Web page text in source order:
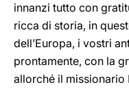
innanzi tutto con
ricca di storia, in
dell’Europa, i vostri
prontamente, con la
allorché il missionario